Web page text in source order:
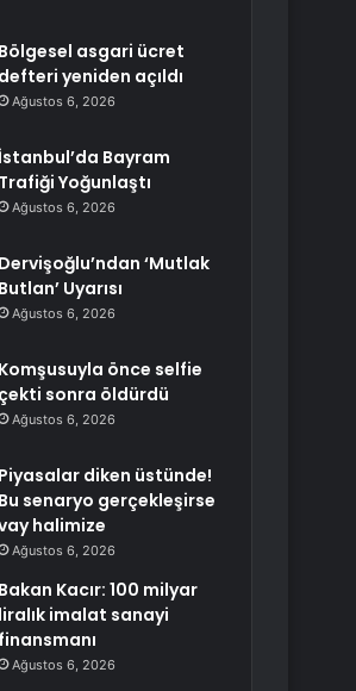
Bölgesel asgari ücret
defteri yeniden açıldı
Ağustos 6, 2026
İstanbul’da Bayram
Trafiği Yoğunlaştı
Ağustos 6, 2026
Dervişoğlu’ndan ‘Mutlak
Butlan’ Uyarısı
Ağustos 6, 2026
Komşusuyla önce selfie
çekti sonra öldürdü
Ağustos 6, 2026
Piyasalar diken üstünde!
Bu senaryo gerçekleşirse
halimize
Ağustos 6, 2026
Bakan Kacır: 100 milyar
liralık imalat sanayi
finansmanı
Ağustos 6, 2026